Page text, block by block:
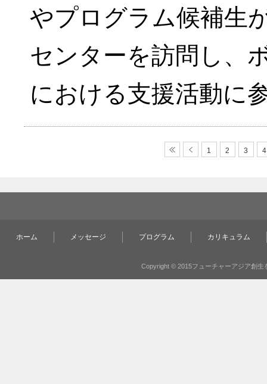
やプログラム候補生
センターを訪問し、
における支援活動に
1 2 3 4
ホーム メッセージ プログラム カリキュラム
Copyright © 2015フューチャーアジア創